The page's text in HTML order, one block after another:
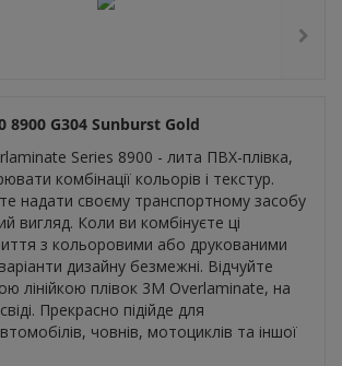
8900 G304 Sunburst Gold
Series 8900 - лита ПВХ-плівка,
комбінації кольорів і текстур.
надати своєму транспортному засобу
вигляд. Коли ви комбінуєте ці
з кольоровими або друкованими
дизайну безмежні. Відчуйте
лінійкою плівок 3М Overlaminate, на
Прекрасно підійде для
човнів, мотоциклів та іншої